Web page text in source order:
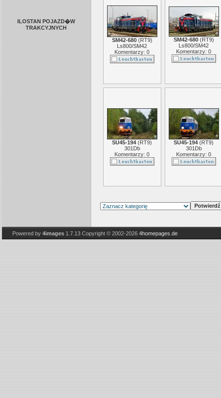
ILOSTAN POJAZD�W
TRAKCYJNYCH
SM42-680(RT9)
Ls800/SM42
Komentarzy: 0
SM42-680(RT9)
Ls800/SM42
Komentarzy: 0
SU45-194 (RT9)
301Db
Komentarzy: 0
SU45-194 (RT9)
301Db
Komentarzy: 0
Powered by 4images1.7.13 Copyright © 2002-2026 4homepages.de